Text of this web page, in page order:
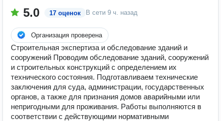
5.0 17 оценок В сети 9 ч. назад
Организация проверена
Строительная экспертиза и обследование зданий и
сооружений Проводим обследование зданий, сооружений
и строительных конструкций с определением их
технического состояния. Подготавливаем технические
заключения для суда, администрации, государственных
органов, а также для признания домов аварийными или
непригодными для проживания. Работы выполняются в
соответствии с действующими нормативными